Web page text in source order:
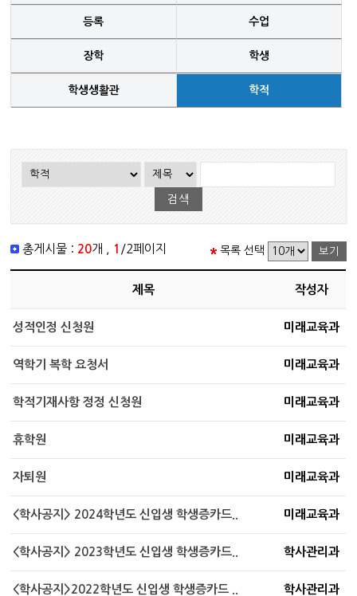
등록 수업
장학 학생
학생생활관 학적
총게시물 : 20개 , 1 /2페이지 목록 선택
제목 작성자
성적인정 신청원 미래교육과
역학기 복학 요청서 미래교육과
학적기재사항 정정 신청원 미래교육과
휴학원 미래교육과
자퇴원 미래교육과
<학사공지> 2024학년도 신입생 학생증카드.. 미래교육과
<학사공지> 2023학년도 신입생 학생증카드.. 학사관리과
<학사공지>2022학년도 신입생 학생증카드 .. 학사관리과